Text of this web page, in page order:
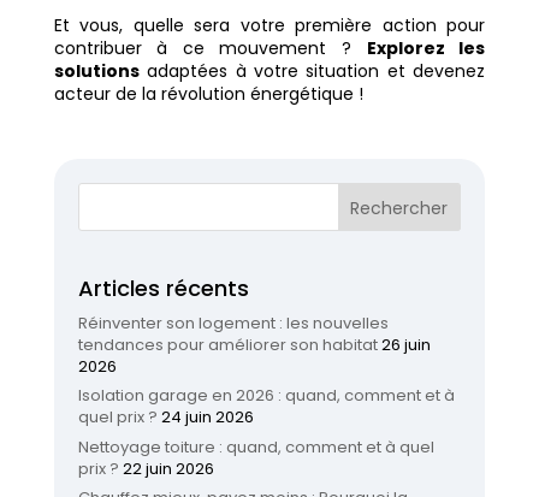
Et vous, quelle sera votre première action pour
contribuer à ce mouvement ? Explorez les
solutionsadaptées à votre situation et devenez
acteur de la révolution énergétique !
Articles récents
Réinventer son logement : les nouvelles
tendances pour améliorer son habitat26 juin
2026
Isolation garage en 2026 : quand, comment et à
quel prix ? 24 juin 2026
Nettoyage toiture : quand, comment et à quel
prix ? 22 juin 2026